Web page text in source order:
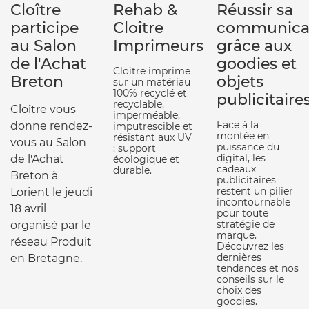
Cloître
participe
au Salon
de l'Achat
Breton
Cloître vous
donne rendez-
vous au Salon
de l'Achat
Breton à
Lorient le jeudi
18 avril
organisé par le
réseau Produit
en Bretagne.
Rehab &
Cloître
Imprimeurs
Cloître imprime
sur un matériau
100% recyclé et
recyclable,
imperméable,
imputrescible et
résistant aux UV
: support
écologique et
durable.
Réussir sa
grâce aux
goodies et
objets
Face à la
montée en
puissance du
digital, les
cadeaux
publicitaires
restent un pilier
incontournable
pour toute
stratégie de
marque.
Découvrez les
dernières
tendances et nos
conseils sur le
choix des
goodies.